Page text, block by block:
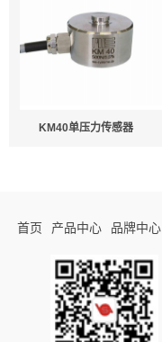
KM40单压力传感器
首页 产品中心 品牌中心